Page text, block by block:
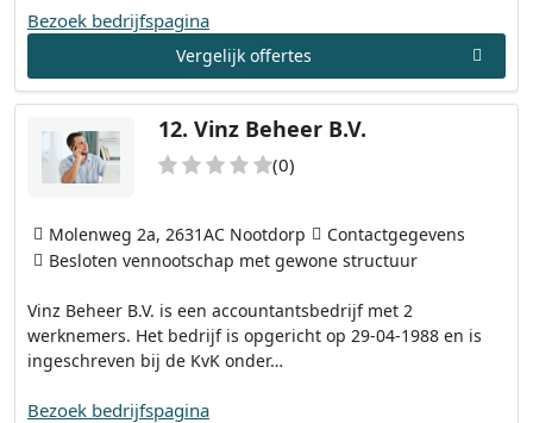
Bezoek bedrijfspagina
Vergelijk offertes
12. Vinz Beheer B.V.
(0)
Vinz Beheer B.V. is een accountantsbedrijf met 2
werknemers. Het bedrijf is opgericht op 29-04-1988 en is
ingeschreven bij de KvK onder…
Molenweg 2a, 2631AC Nootdorp
Contactgegevens
Besloten vennootschap met gewone structuur
Bezoek bedrijfspagina